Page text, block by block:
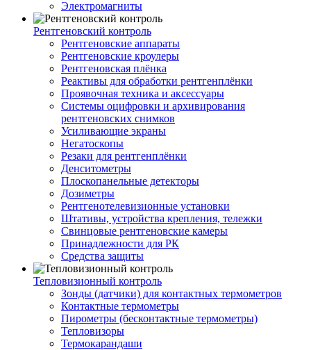
Электромагниты
Рентгеновский контроль
Рентгеновские аппараты
Рентгеновские кроулеры
Рентгеновская плёнка
Реактивы для обработки рентгенплёнки
Проявочная техника и аксессуары
Системы оцифровки и архивирования
рентгеновских снимков
Усиливающие экраны
Негатоскопы
Резаки для рентгенплёнки
Денситометры
Плоскопанельные детекторы
Дозиметры
Рентгенотелевизионные установки
Штативы, устройства крепления, тележки
Свинцовые рентгеновские камеры
Принадлежности для РК
Средства защиты
Тепловизионный контроль
Зонды (датчики) для контактных термометров
Контактные термометры
Пирометры (бесконтактные термометры)
Тепловизоры
Термокарандаши